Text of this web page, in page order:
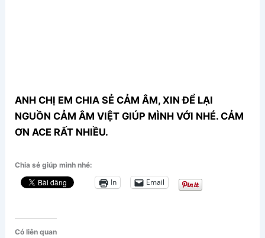
ANH CHỊ EM CHIA SẺ CẢM ÂM, XIN ĐỂ LẠI
NGUỒN CẢM ÂM VIỆT GIÚP MÌNH VỚI NHÉ. CẢM
ƠN ACE RẤT NHIỀU.
Chia sẻ giúp mình nhé:
In Email
Có liên quan